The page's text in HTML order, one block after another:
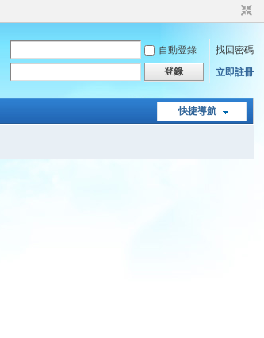
自動登錄
找回密碼
登錄 立即註冊
快捷導航